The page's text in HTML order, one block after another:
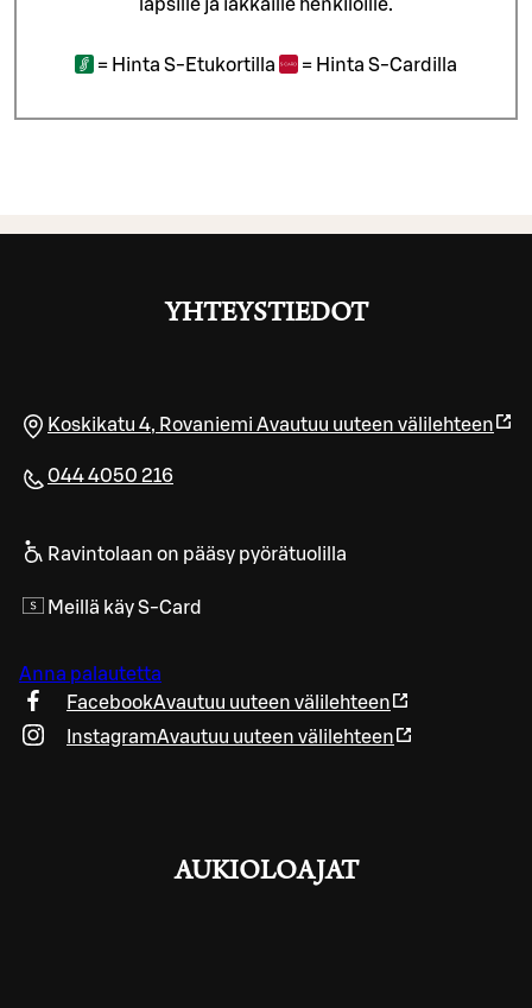
lapsille ja iäkkäille henkilöille.
= Hinta S-Etukortilla = Hinta S-Cardilla
YHTEYSTIEDOT
Koskikatu 4, Rovaniemi Avautuu uuteen välilehteen
044 4050 216
Ravintolaan on pääsy pyörätuolilla
Meillä käy S-Card
Anna palautetta
FacebookAvautuu uuteen välilehteen
InstagramAvautuu uuteen välilehteen
AUKIOLOAJAT